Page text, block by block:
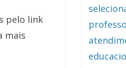
pelo link
mais